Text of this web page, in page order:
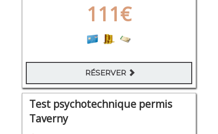
111€
RÉSERVER
Test psychotechnique permis
Taverny